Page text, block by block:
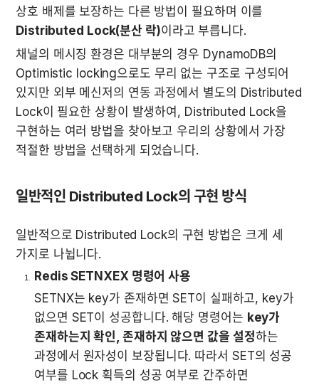
Distributed Lock(분산 락)이라고 부릅니다.
채널의 메시징 환경은 대부분의 경우 DynamoDB의
Optimistic locking으로도 무리 없는 구조로 구성되어
있지만 외부 메신저의 연동 과정에서 별도의 Distributed
Lock이 필요한 상황이 발생하여, Distributed Lock을
구현하는 여러 방법을 찾아보고 우리의 상황에서 가장
적절한 방법을 선택하게 되었습니다.
일반적인 Distributed Lock의 구현 방식
일반적으로 Distributed Lock의 구현 방법은 크게 세
가지로 나뉩니다.
Redis SETNXEX 명령어 사용
SETNX는 key가 존재하면 SET이 실패하고, key가
없으면 SET이 성공합니다. 해당 명령어는 key가
존재하는지 확인, 존재하지 않으면 값을 설정하는
과정에서 원자성이 보장됩니다. 따라서 SET의 성공
여부를 Lock 획득의 성공 여부로 간주하면